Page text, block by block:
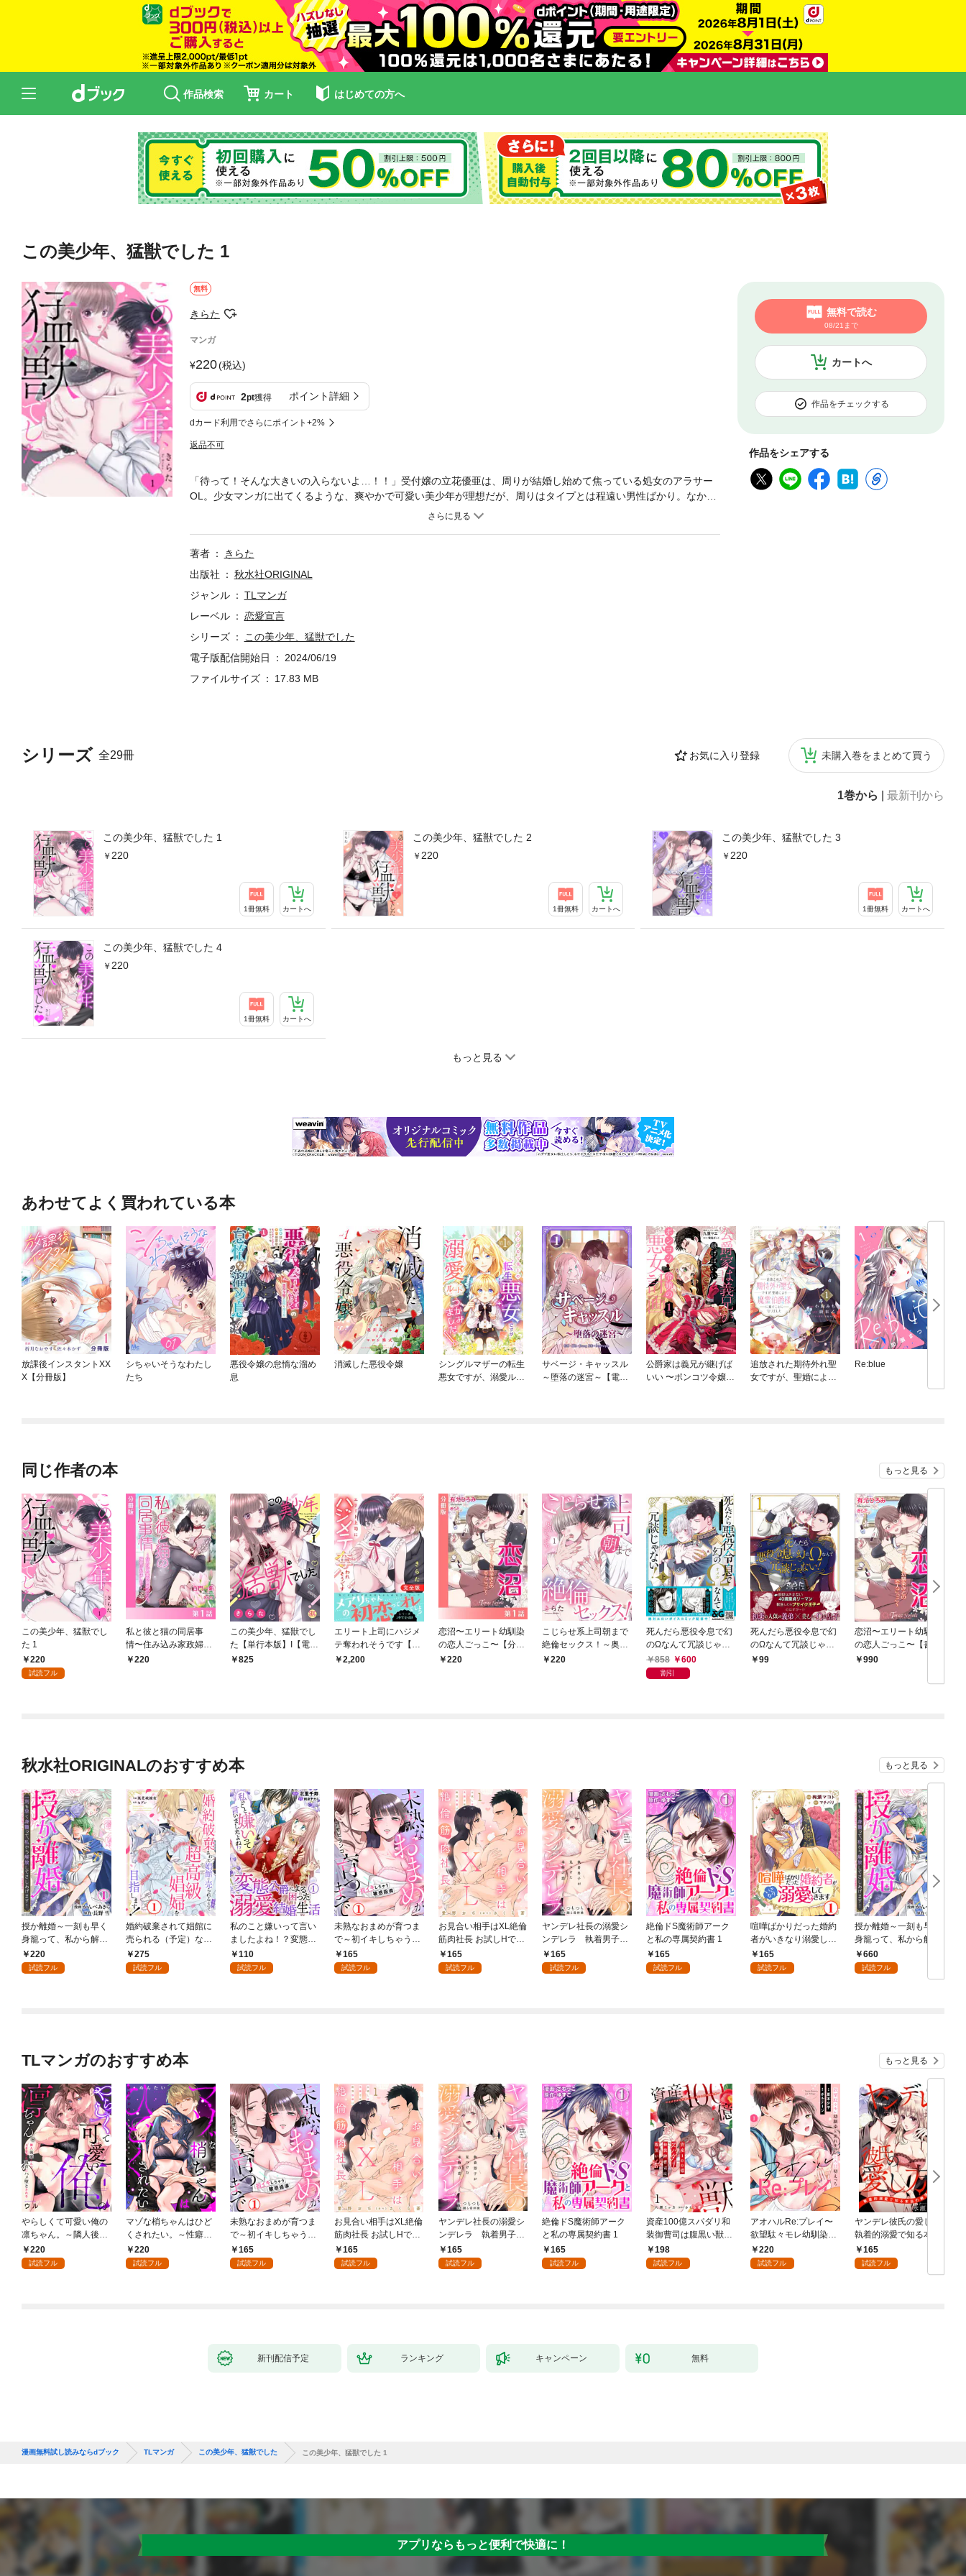
作品検索 カート はじめての方へ
この美少年、猛獣でした 1
無料
きらた
マンガ
220(税込)
2pt獲得 ポイント詳細
dカード利用でさらにポイント+2%
返品不可
カートへ
無料で読む
08/21まで
作品をチェックする
作品をシェアする
シリーズ 全29冊 お気に入り登録 未購入巻をまとめて買う
1巻から 最新刊から
この美少年、猛獣でした 1
220
1冊無料 カートへ
この美少年、猛獣でした 2
220
1冊無料 カートへ
この美少年、猛獣でした 3
220
1冊無料 カートへ
この美少年、猛獣でした 4
220
1冊無料 カートへ
もっと見る
「待って！そんな大きいの入らないよ…！！」受付嬢の立花優亜は、周りが結婚し始めて焦っている処女のアラサー
OL。少女マンガに出てくるような、爽やかで可愛い美少年が理想だが、周りはタイプとは程遠い男性ばかり。なかで
も会社の上司はデリカシーのない嫌味ばかりいう男性。そんなある日、居酒屋でひとり飲みをしていると、偶然酔っ
かされて幸せいっぱいの優亜だが、彼の正体は…。
著者
きらた
出版社
秋水社ORIGINAL
ジャンル
TLマンガ
レーベル
恋愛宣言
シリーズ
この美少年、猛獣でした
電子版配信開始日
2024/06/19
ファイルサイズ
17.83 MB
あわせてよく買われている本
放課後インスタントXX
X【分冊版】
シちゃいそうなわたし
たち
悪役令嬢の怠惰な溜め
息
消滅した悪役令嬢
シングルマザーの転生
悪女ですが、溺愛ルー
サベージ・キャッスル
～堕落の迷宮～【電子
公爵家は義兄が継げば
いい 〜ポンコツ令嬢の
追放された期待外れ聖
女ですが、聖婚により
Re:blue
同じ作者の本 もっと見る
この美少年、猛獣でし
た 1
220
試読フル
私と彼と猫の同居事
情〜住み込み家政婦始
めたら、溺愛されまし
220
この美少年、猛獣でし
た【単行本版】I【電子
書店限定特典付き】
825
エリート上司にハジメ
テ奪われそうです【完
全版】
2,200
恋沼〜エリート幼馴染
の恋人ごっこ〜【分冊
版１】
220
こじらせ系上司朝まで
絶倫セックス！～奥ま
でぐずぐずです！？～
220
死んだら悪役令息で幻
のΩなんて冗談じゃな
い！ 上【電子限定特
典付】
858 600
割引
死んだら悪役令息で幻
のΩなんて冗談じゃな
い！【第1話】
99
恋沼〜エリート幼馴染
の恋人ごっこ〜【書き
下ろし・イラスト10
990
秋水社ORIGINALのおすすめ本 もっと見る
授か離婚～一刻も早く
身籠って、私から解放
してさしあげます！1
220
試読フル
婚約破棄されて娼館に
売られる（予定）なの
で、超高級娼婦を目指
します！1
275
試読フル
私のこと嫌いって言い
ましたよね！？変態公
爵による困った溺愛結
婚生活 1
110
試読フル
未熟なおまめが育つま
で～初イキしちゃう敏
感指導～1
165
試読フル
お見合い相手はXL絶倫
筋肉社長 お試しHで気
絶寸前の絶頂快感！？
1【電子書店限定特典
165
試読フル
ヤンデレ社長の溺愛シ
ンデレラ 執着男子が
見つけた本物の恋 1
165
試読フル
絶倫ドS魔術師アーク
と私の専属契約書 1
165
試読フル
喧嘩ばかりだった婚約
者がいきなり溺愛して
きます1
165
試読フル
授か離婚～一刻も早く
身籠って、私から解放
してさしあげます！
【合冊版】1
660
試読フル
TLマンガのおすすめ本 もっと見る
やらしくて可愛い俺の
凛ちゃん。～隣人後輩
くんのイキすぎた執着
にハメ堕とされる～(1)
220
試読フル
マゾな梢ちゃんはひど
くされたい。～性癖マ
ッチした後輩と欲望の
ままにセックスしたら
220
試読フル
未熟なおまめが育つま
で～初イキしちゃう敏
感指導～1
165
試読フル
お見合い相手はXL絶倫
筋肉社長 お試しHで気
絶寸前の絶頂快感！？
1【電子書店限定特典
165
試読フル
ヤンデレ社長の溺愛シ
ンデレラ 執着男子が
見つけた本物の恋 1
165
試読フル
絶倫ドS魔術師アーク
と私の専属契約書 1
165
試読フル
資産100億スパダリ和
装御曹司は腹黒い獣～
イジワルな指遣いから
感じる圧倒的快感～ 1
198
試読フル
アオハルRe:プレイ〜
欲望駄々モレ幼馴染と
焦れキュンとろ甘初え
っち〜（１）
220
試読フル
ヤンデレ彼氏の愛し方
執着的溺愛で知る本当
の絶頂 1
165
試読フル
新刊配信予定 ランキング キャンペーン 無料
漫画無料試し読みならdブック TLマンガ この美少年、猛獣でした この美少年、猛獣でした 1
アプリならもっと便利で快適に！